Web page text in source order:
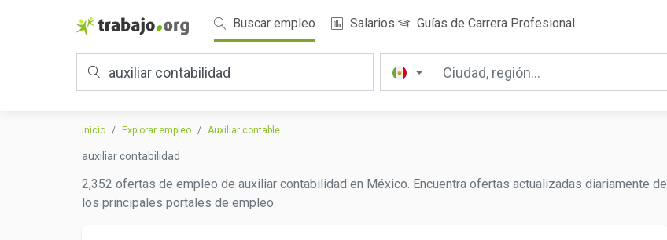
Buscar empleo Salarios Guías de Carrera Profesional
Inicio Explorar empleo Auxiliar contable
auxiliar contabilidad
2,352 ofertas de empleo de auxiliar contabilidad en México. Encuentra ofertas actualizadas diariamente de
los principales portales de empleo.